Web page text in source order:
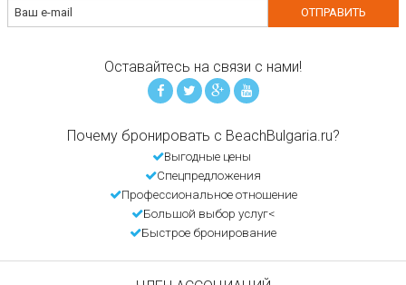
Оставайтесь на связи с нами!
Почему бронировать с BeachBulgaria.ru?
Выгодные цены
Спецпредложения
Профессиональное отношение
Большой выбор услуг<
Быстрое бронирование